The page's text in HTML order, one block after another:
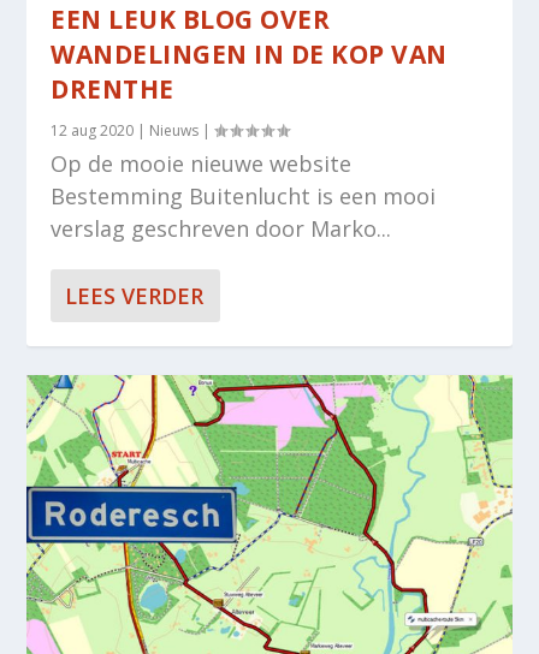
EEN LEUK BLOG OVER
WANDELINGEN IN DE KOP VAN
DRENTHE
12 aug 2020 | Nieuws |
Op de mooie nieuwe website
Bestemming Buitenlucht is een mooi
verslag geschreven door Marko...
LEES VERDER